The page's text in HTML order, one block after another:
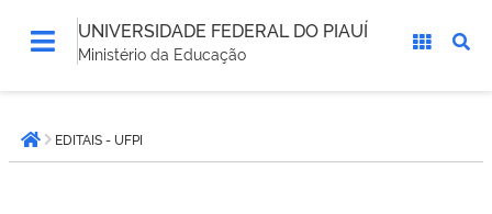
UNIVERSIDADE FEDERAL DO PIAUÍ
Ministério da Educação
está
aqui:Página inicial
EDITAIS - UFPI